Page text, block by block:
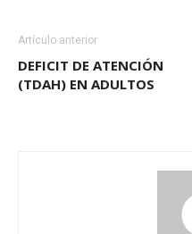
Artículo anterior
DEFICIT DE ATENCIÓN
(TDAH) EN ADULTOS